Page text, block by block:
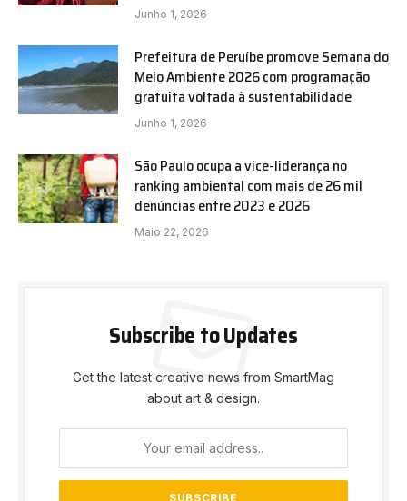
Junho 1, 2026
Prefeitura de Peruíbe promove Semana do
Meio Ambiente 2026 com programação
gratuita voltada à sustentabilidade
Junho 1, 2026
São Paulo ocupa a vice-liderança no
ranking ambiental com mais de 26 mil
denúncias entre 2023 e 2026
Maio 22, 2026
Subscribe to Updates
Get the latest creative news from SmartMag
about art & design.